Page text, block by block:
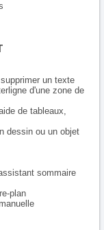
un texte
d'une zone de
de tableaux,
dessin ou un objet
sommaire
plan